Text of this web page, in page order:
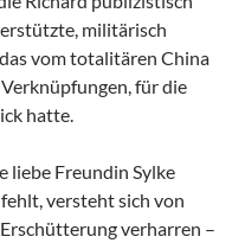
militärisch
vom totalitären China
für die
hatte.
liebe Freundin Sylke
versteht sich von
verharren –